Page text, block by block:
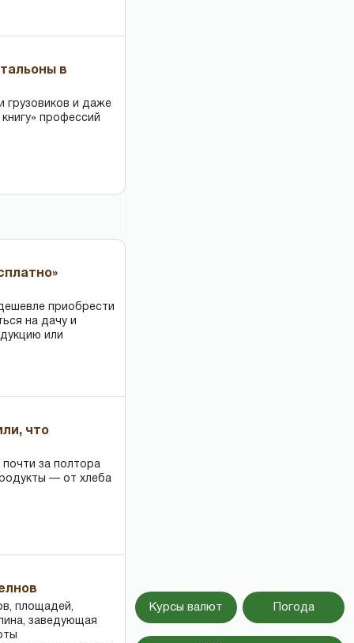
в
грузовиков и даже
профессий
приобрести
на дачу и
или
что
почти за полтора
— от хлеба
площадей,
заведующая
Курсы валют Погода